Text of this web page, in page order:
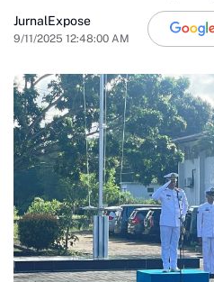
JurnalExpose
9/11/2025 12:48:00 AM